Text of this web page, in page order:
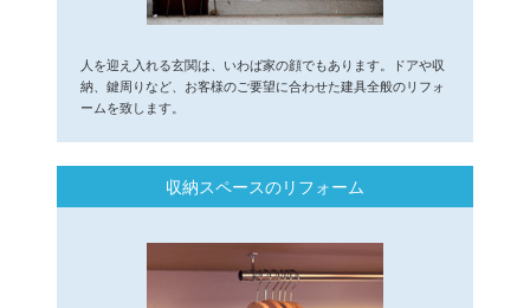
人を迎え入れる玄関は、いわば家の顔でもあります。ドアや収
納、鍵周りなど、お客様のご要望に合わせた建具全般のリフォ
ームを致します。
収納スペースのリフォーム